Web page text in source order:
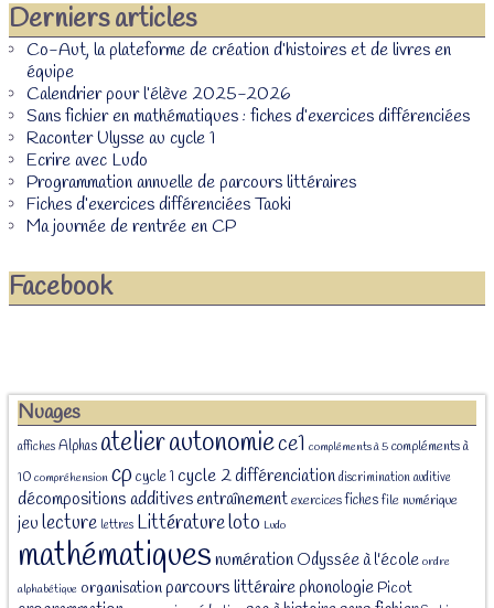
Derniers articles
Co-Aut, la plateforme de création d’histoires et de livres en
équipe
Calendrier pour l’élève 2025-2026
Sans fichier en mathématiques : fiches d’exercices différenciées
Raconter Ulysse au cycle 1
Ecrire avec Ludo
Programmation annuelle de parcours littéraires
Fiches d’exercices différenciées Taoki
Ma journée de rentrée en CP
Facebook
Nuages
affichesAlphas atelierautonomiece1 compléments à 5 compléments à
10 compréhension cp cycle 1 cycle 2 différenciationdiscrimination auditive
décompositions additives entraînementexercicesfichesfile numérique
jeu lecture lettres Littératureloto Ludo
mathématiquesnumération Odyssée à l'école ordre
alphabétique organisationparcours littérairephonologie Picot